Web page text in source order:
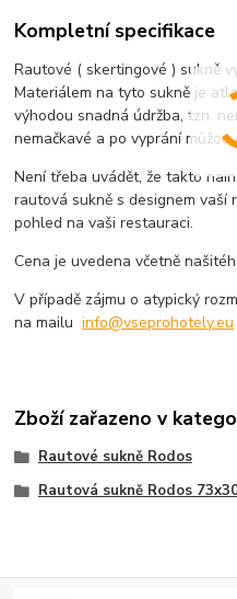
Kompletní specifikace
Rautové ( skertingové ) sukně
Materiálem na tyto sukně je
výhodou snadná údržba, tzn.
nemačkavé a po vyprání
Není třeba uvádět, že takto
rautová sukně s designem
pohled na vaši restauraci.
Cena je uvedena včetně
V případě zájmu o atypický
na mailuinfo@vseprohotely.eu
Zboží zařazeno v
Rautové sukně Rodos
Rautová sukně Rodos